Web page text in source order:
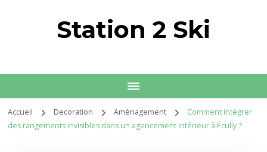
Station 2 Ski
Accueil Decoration Aménagement
Comment intégrer
des rangements invisibles dans un agencement intérieur à Écully ?